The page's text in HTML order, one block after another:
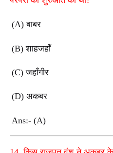
(A)बाबर
(B)शाहजहाँ
(C)जहाँगीर
(D) अकबर
Ans:- (A)